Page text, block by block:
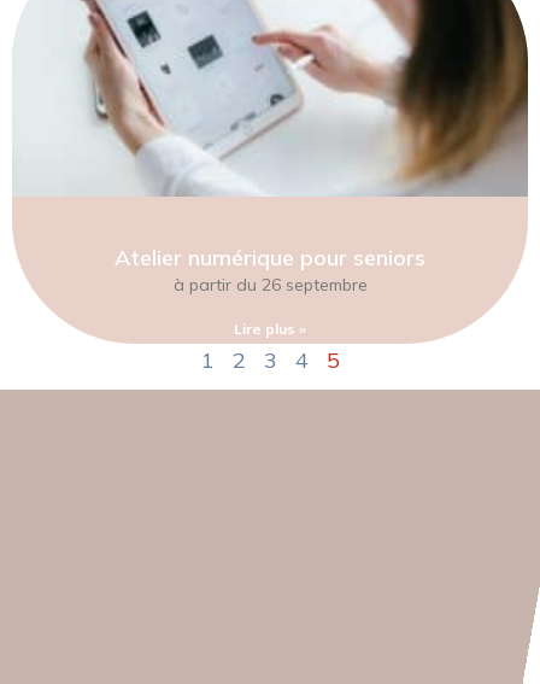
Atelier numérique pour seniors
à partir du 26 septembre
Lire plus »
1 2 3 4 5